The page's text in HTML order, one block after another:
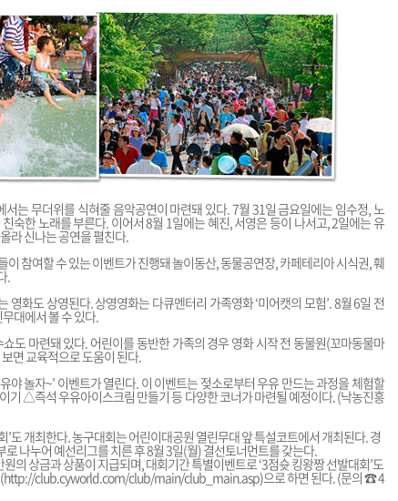
는 무더위를 식혀줄 음악공연이 마련돼 있다. 7월 31일 금요일에는 임수정, 노
숙한 노래를 부른다. 이어서 8월 1일에는 혜진, 서영은 등이 나서고, 2일에는 유
라 신나는 공연을 펼친다.
이 참여할 수 있는 이벤트가 진행돼 놀이동산, 동물공연장, 카페테리아 시식권, 훼
.
영화도 상영된다. 상영영화는 다큐멘터리 가족영화 ‘미어캣의 모험’. 8월 6일 전
대에서 볼 수 있다.
도 마련돼 있다. 어린이를 동반한 가족의 경우 영화 시작 전 동물원(꼬마동물마
면 교육적으로 도움이 된다.
야 놀자~’ 이벤트가 열린다. 이 이벤트는 젖소로부터 우유 만드는 과정을 체험할
△즉석 우유아이스크림 만들기 등 다양한 코너가 마련될 예정이다. (낙농진흥
’도 개최한다. 농구대회는 어린이대공원 열린무대 앞 특설코트에서 개최된다. 경
나누어 예선리그를 치른 후 8월 3일(월) 결선토너먼트를 갖는다.
의 상금과 상품이 지급되며, 대회기간 특별이벤트로 ‘3점슛 킹왕짱 선발대회’도
http://club.cyworld.com/club/main/club_main.asp)으로 하면 된다. (문의 ☎ 4